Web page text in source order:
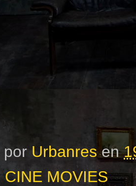
por Urbanres en
CINE MOVIES